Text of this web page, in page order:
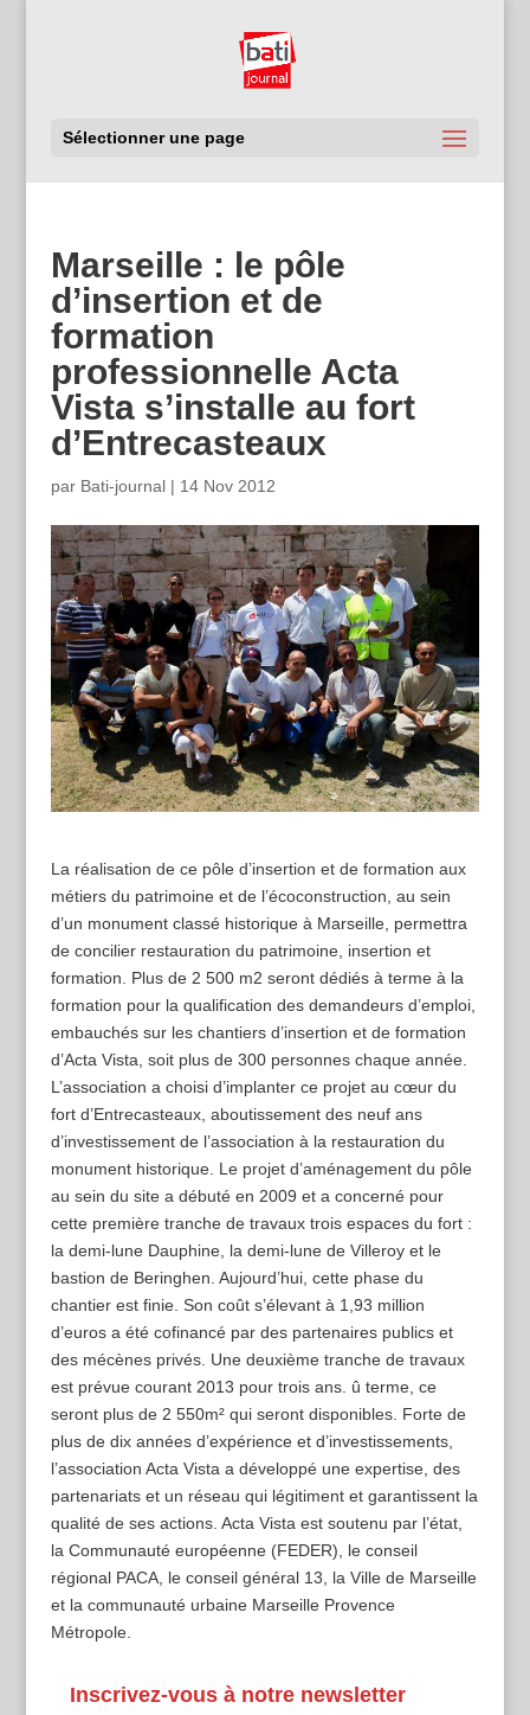
Sélectionner une page
Marseille : le pôle
d’insertion et de
formation
professionnelle Acta
Vista s’installe au fort
d’Entrecasteaux
par Bati-journal| 14 Nov 2012
La réalisation de ce pôle d’insertion et de formation aux
métiers du patrimoine et de l’écoconstruction, au sein
d’un monument classé historique à Marseille, permettra
de concilier restauration du patrimoine, insertion et
formation. Plus de 2 500 m2 seront dédiés à terme à la
formation pour la qualification des demandeurs d’emploi,
embauchés sur les chantiers d’insertion et de formation
d’Acta Vista, soit plus de 300 personnes chaque année.
L’association a choisi d’implanter ce projet au cœur du
fort d’Entrecasteaux, aboutissement des neuf ans
d’investissement de l’association à la restauration du
monument historique. Le projet d’aménagement du pôle
au sein du site a débuté en 2009 et a concerné pour
cette première tranche de travaux trois espaces du fort :
la demi-lune Dauphine, la demi-lune de Villeroy et le
bastion de Beringhen. Aujourd’hui, cette phase du
chantier est finie. Son coût s’élevant à 1,93 million
d’euros a été cofinancé par des partenaires publics et
des mécènes privés. Une deuxième tranche de travaux
est prévue courant 2013 pour trois ans. û terme, ce
seront plus de 2 550m² qui seront disponibles. Forte de
plus de dix années d’expérience et d’investissements,
l’association Acta Vista a développé une expertise, des
partenariats et un réseau qui légitiment et garantissent la
qualité de ses actions. Acta Vista est soutenu par l’état,
la Communauté européenne (FEDER), le conseil
régional PACA, le conseil général 13, la Ville de Marseille
et la communauté urbaine Marseille Provence
Métropole.
Inscrivez-vous à notre newsletter